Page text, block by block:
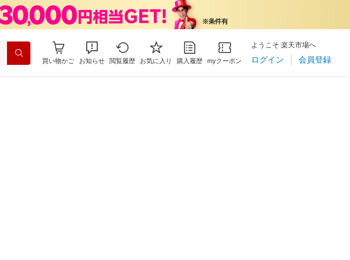
買い物かご お知らせ 閲覧履歴 お気に入り 購入履歴 myクーポン
ようこそ 楽天市場へ
ログイン 会員登録